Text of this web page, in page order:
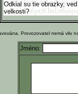
Odkial su tie obrazky,
velkosti?
Provozovatel nemá
Jméno: